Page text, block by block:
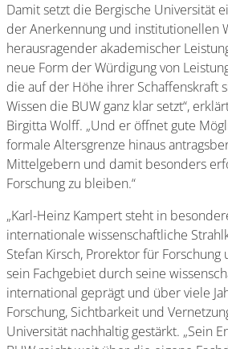
Damit setzt die Bergische Universität
der Anerkennung und institutionellen
herausragender akademischer
neue Form der Würdigung von
die auf der Höhe ihrer Schaffenskraft
Wissen die BUW ganz klar setzt“,
Birgitta Wolff. „Und er öffnet gute
formale Altersgrenze hinaus
Mittelgebern und damit besonders
Forschung zu bleiben.“
„Karl-Heinz Kampert steht in
internationale wissenschaftliche
Stefan Kirsch, Prorektor für Forschung
sein Fachgebiet durch seine
international geprägt und über viele
Forschung, Sichtbarkeit und
Universität nachhaltig gestärkt. „Sein